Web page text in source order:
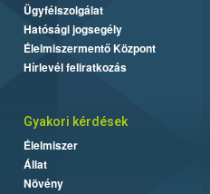
Ügyfélszolgálat
Hatósági jogsegély
Élelmiszermentő Központ
Hírlevél feliratkozás
Gyakori kérdések
Élelmiszer
Állat
Növény